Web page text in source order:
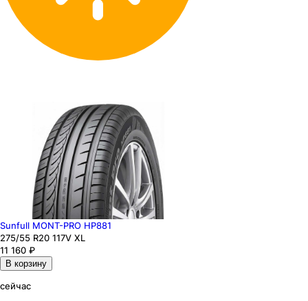
Sunfull MONT-PRO HP881
275/55 R20 117V XL
11 160 ₽
В корзину
сейчас